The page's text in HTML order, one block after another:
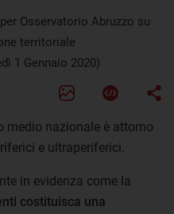
Osservatorio Abruzzo su
territoriale
1 Gennaio 2020)
medio nazionale è attorno
e ultraperiferici.
in evidenza come la
costituisca una